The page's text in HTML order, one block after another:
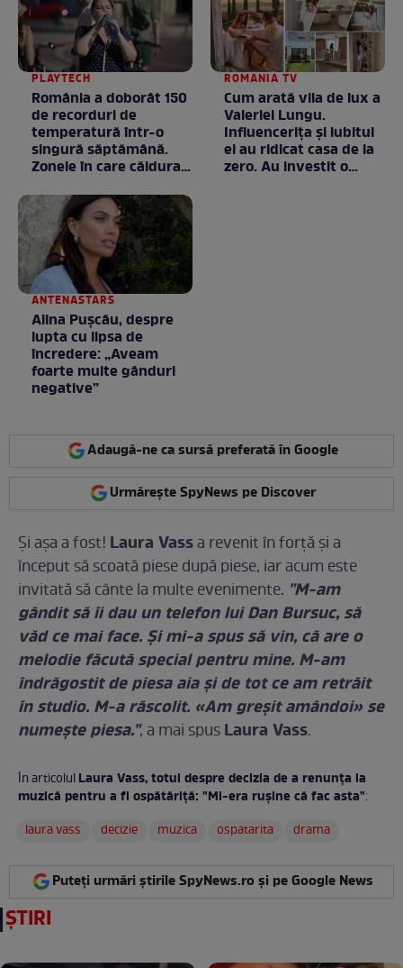
PLAYTECH
România a doborât 150
de recorduri de
temperatură într-o
singură săptămână.
Zonele în care căldura a
neobișnuite
ROMANIA TV
Cum arată vila de lux a
Valeriei Lungu.
Influencerița și iubitul
ei au ridicat casa de la
zero. Au investit o
ANTENASTARS
Alina Pușcău, despre
lupta cu lipsa de
încredere: „Aveam
foarte multe gânduri
negative”
Adaugă-ne ca sursă preferată în Google
Urmărește SpyNews pe Discover
Și așa a fost! Laura Vassa revenit în forță și a
început să scoată piese după piese, iar acum este
invitată să cânte la multe evenimente. "M-am
gândit să îi dau un telefon lui Dan Bursuc, să
văd ce mai face. Și mi-a spus să vin, că are o
melodie făcută special pentru mine. M-am
îndrăgostit de piesa aia și de tot ce am retrăit
în studio. M-a răscolit. «Am greșit amândoi» se
numește piesa.", a mai spusLaura Vass.
În articolulLaura Vass, totul despre decizia de a renunța la
muzică pentru a fi ospătăriță: "Mi-era rușine că fac asta":
laura vass
decizie muzica ospatarita drama
Puteți urmări știrile SpyNews.ro și pe Google News
ȘTIRI